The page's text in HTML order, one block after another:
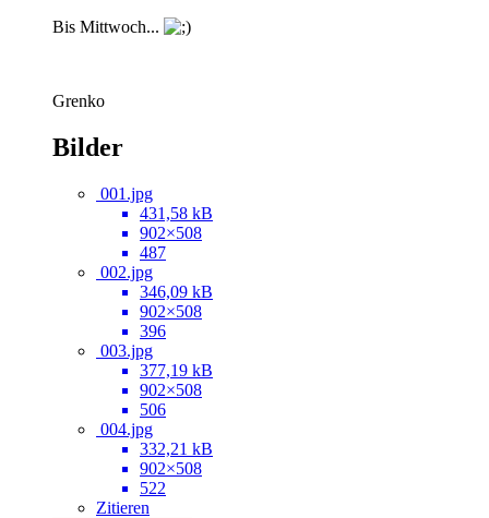
Bis Mittwoch...
Grenko
Bilder
001.jpg
431,58 kB
902×508
487
002.jpg
346,09 kB
902×508
396
003.jpg
377,19 kB
902×508
506
004.jpg
332,21 kB
902×508
522
Zitieren